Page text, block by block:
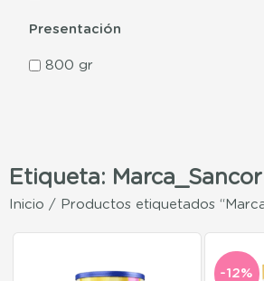
Presentación
800 gr
Etiqueta: Marca_Sancor
Inicio / Productos etiquetados
-12%